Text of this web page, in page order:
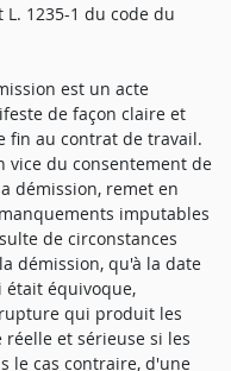
L. 1235-1 du code du
est un acte
de façon claire et
fin au contrat de travail.
vice du consentement de
démission, remet en
imputables
de circonstances
démission, qu'à la date
était équivoque,
qui produit les
et sérieuse si les
le cas contraire, d'une